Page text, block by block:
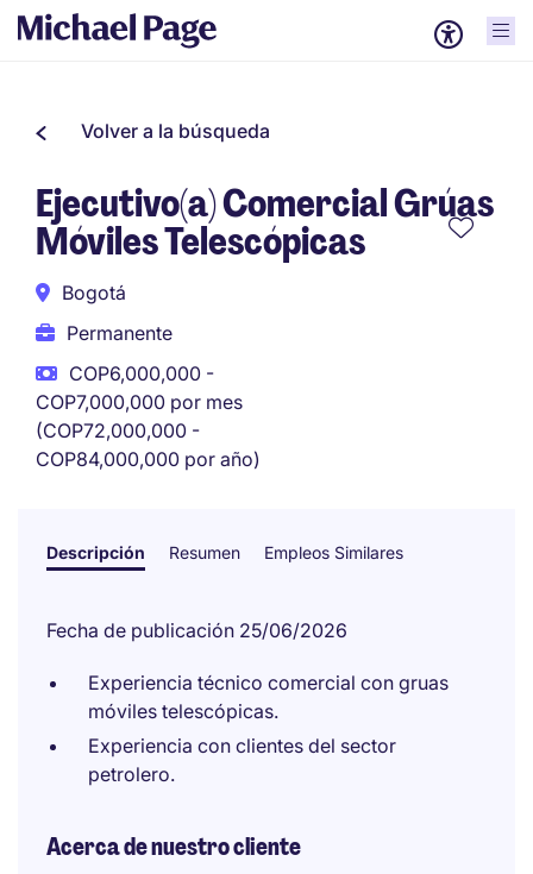
Volver a la búsqueda
Ejecutivo(a) Comercial Grúas
Móviles Telescópicas
Bogotá
Permanente
COP6,000,000 -
COP7,000,000 por mes
(COP72,000,000 -
COP84,000,000 por año)
Descripción Resumen Empleos Similares
Fecha de publicación 25/06/2026
Experiencia técnico comercial con gruas
móviles telescópicas.
Experiencia con clientes del sector
petrolero.
Acerca de nuestro cliente